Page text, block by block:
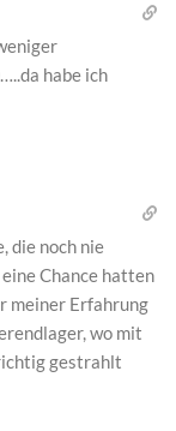
habe ich
die noch nie
Chance hatten
meiner Erfahrung
wo mit
gestrahlt